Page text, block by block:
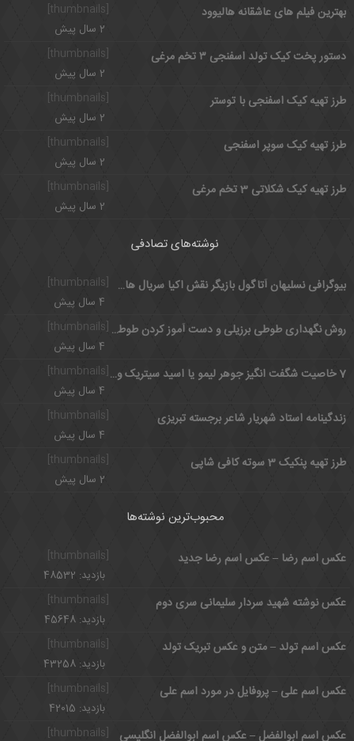
بهترین فیلم های عاشقانه هالیوود
2 سال پیش
[thumbnails]
دستور پخت کیک تولد اسفنجی ۳ تخم مرغی
2 سال پیش
طرز تهیه کیک اسفنجی با توستر
2 سال پیش
[thumbnails]
طرز تهیه کیک سوپر اسفنجی
2 سال پیش
طرز تهیه کیک شکلاتی 3 تخم مرغی
2 سال پیش
نوشته‌های تصادفی
[thumbnails] بیوگرافی نسلیهان آتاگول بازیگر نقش اکیا سریال های ترکی+ اینستاگرام
4 سال پیش
روش نگهداری طوطی برزیلی و دست آموز کردن طوطی کوتوله
4 سال پیش
[thumbnails] 7 خاصیت شگفت انگیز جوهر لیمو یا اسید سیتریک و مضرات آن
4 سال پیش
زندگینامه استاد شهریار شاعر برجسته تبریزی
4 سال پیش
طرز تهیه پنکیک 3 سوته کافی شاپی
2 سال پیش
محبوب‌ترین نوشته‌ها
عکس اسم رضا – عکس اسم رضا جدید
بازدید: 48532
[thumbnails]
عکس نوشته شهید سردار سلیمانی سری دوم
بازدید: 45648
عکس اسم تولد – متن و عکس تبریک تولد
بازدید: 43258
عکس اسم علی – پروفایل در مورد اسم علی
بازدید: 42015
عکس اسم ابوالفضل – عکس اسم ابوالفضل انگلیسی